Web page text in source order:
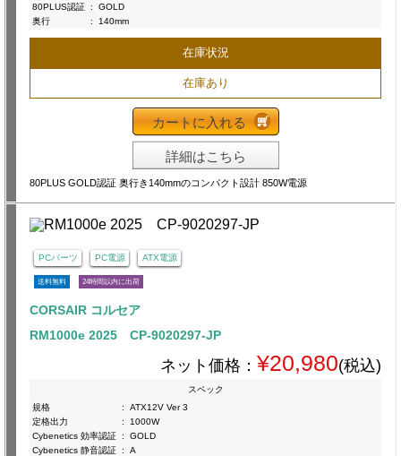
80PLUS認証 :
GOLD
奥行
: 140mm
在庫状況
在庫あり
カートに入れる
詳細はこちら
80PLUS GOLD認証 奥行き140mmのコンパクト設計 850W電源
PCパーツ PC電源 ATX電源
送料無料 24時間以内に出荷
CORSAIR コルセア
RM1000e 2025 CP-9020297-JP
ネット価格： ¥20,980(税込)
スペック
規格
:
ATX12V Ver 3
定格出力
:
1000W
Cybenetics 効率認証 :
GOLD
Cybenetics 静音認証 :
A